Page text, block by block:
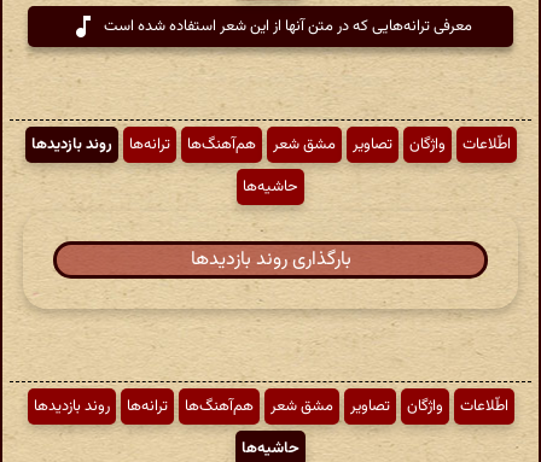
معرفی ترانه‌هایی که در متن آنها از این شعر استفاده شده است
اطّلاعات واژگان تصاویر مشق شعر هم‌آهنگ‌ها ترانه‌ها
روند بازدیدها
حاشیه‌ها
بارگذاری روند بازدیدها
اطّلاعات واژگان تصاویر مشق شعر هم‌آهنگ‌ها ترانه‌ها
روند بازدیدها
حاشیه‌ها